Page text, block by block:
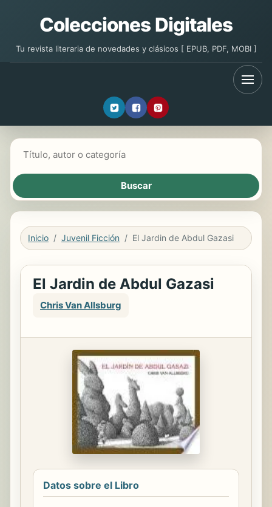
Colecciones Digitales
Tu revista literaria de novedades y clásicos [ EPUB, PDF, MOBI ]
Inicio Juvenil Ficción El Jardin de Abdul Gazasi
El Jardin de Abdul Gazasi
Chris Van Allsburg
Datos sobre el Libro